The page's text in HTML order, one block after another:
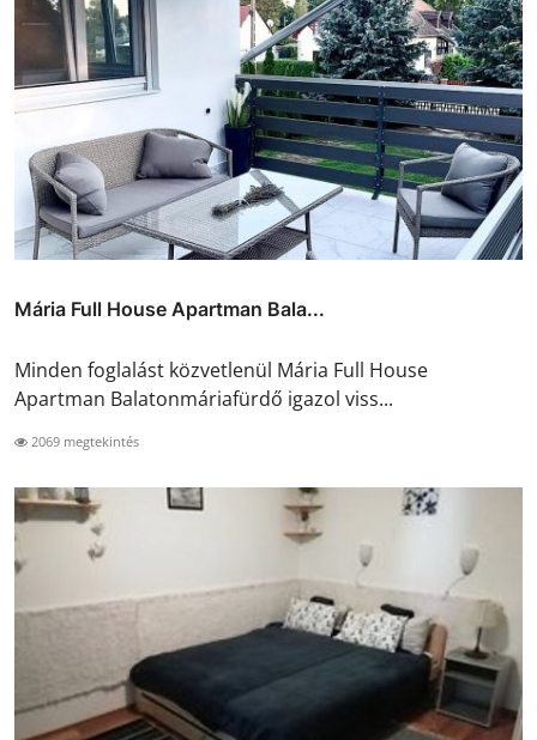
Mária Full House Apartman Bala...
Minden foglalást közvetlenül Mária Full House
Apartman Balatonmáriafürdő igazol viss...
2069 megtekintés